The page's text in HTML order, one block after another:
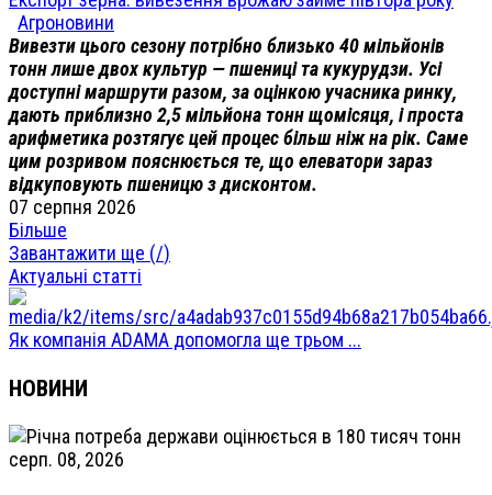
Агроновини
Вивезти цього сезону потрібно близько 40 мільйонів
тонн лише двох культур — пшениці та кукурудзи. Усі
доступні маршрути разом, за оцінкою учасника ринку,
дають приблизно 2,5 мільйона тонн щомісяця, і проста
арифметика розтягує цей процес більш ніж на рік. Саме
цим розривом пояснюється те, що елеватори зараз
відкуповують пшеницю з дисконтом.
07 серпня 2026
Більше
Завантажити ще (/)
Актуальні статті
Як компанія ADAMA допомогла ще трьом ...
НОВИНИ
серп. 08, 2026